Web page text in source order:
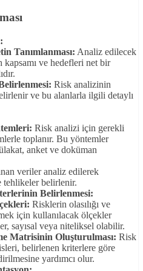
Tanımlanması: Analiz edilecek
ve hedefleri net bir
Risk analizinin
ve bu alanlarla ilgili detaylı
Risk analizi için gerekli
toplanır. Bu yöntemler
anket ve doküman
veriler analiz edilerek
tehlikeler belirlenir.
Belirlenmesi:
Risklerin olasılığı ve
için kullanılacak ölçekler
sayısal veya niteliksel olabilir.
Matrisinin Oluşturulması: Risk
belirlenen kriterlere göre
yardımcı olur.